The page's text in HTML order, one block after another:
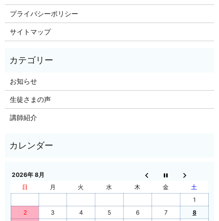
プライバシーポリシー
サイトマップ
お知らせ
生徒さまの声
講師紹介
2026年 8月
日
月 火 水 木 金
土
1
2
3 4 5 6 7 8